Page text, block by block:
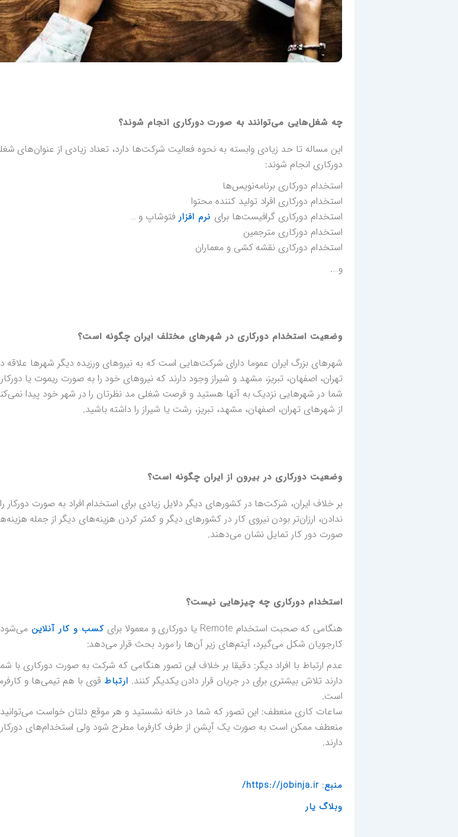
چه شغل‌هایی می‌توانند به صورت دورکاری انجام شوند؟
این مساله تا حد زیادی وابسته به نحوه فعالیت شرکت‌ها دارد، تعداد زیادی از عنوان‌های
دورکاری انجام شوند:
استخدام دورکاری برنامه‌نویس‌ها
استخدام دورکاری افراد تولید کننده محتوا
استخدام دورکاری گرافیست‌ها برای نرم افزار فتوشاپ و …
استخدام دورکاری مترجمین
استخدام دورکاری نقشه کشی و معماران
و….
وضعیت استخدام دورکاری در شهرهای مختلف ایران چگونه است؟
شهرهای بزرگ ایران عموما دارای شرکت‌هایی است که به نیروهای ورزیده دیگر شهرها علاقه
تهران‌، اصفهان، تبریز، مشهد و شیراز وجود دارند که نیروهای خود را به صورت ریموت یا
شما در شهرهایی نزدیک به آنها هستید و فرصت شغلی مد نظرتان را در شهر خود پیدا
از شهر‌های تهران، اصفهان، مشهد، تبریز، رشت یا شیراز را داشته باشید.
وضعیت دورکاری در بیرون از ایران چگونه است؟
بر خلاف ایران، شرکت‌ها در کشورهای دیگر دلایل زیادی برای استخدام افراد به صورت دورکار را
ندادن، ارزان‌تر بودن نیروی کار در کشورهای دیگر و کمتر کردن هزینه‌های دیگر از جمله
صورت دور کار تمایل نشان می‌دهند.
استخدام دورکاری چه چیزهایی نیست؟
هنگامی که صحبت استخدام Remote یا دورکاری و معمولا برای کسب و کار آنلاین می‌شود
کارجویان شکل می‌گیرد، آیتم‌های زیر آن‌ها را مورد بحث قرار می‌دهد:
عدم ارتباط با افراد دیگر: دقیقا بر خلاف این تصور هنگامی که شرکت به صورت دورکاری با
دارند تلاش بیشتری برای در جریان قرار دادن یکدیگر کنند. ارتباطقوی با هم تیمی‌ها و
است.
ساعات کاری منعطف: این تصور که شما در خانه نشستید و هر موقع دلتان خواست
منعطف ممکن است به صورت یک آپشن از طرف کارفرما مطرح شود ولی استخدام‌های
دارند.
منبع:
https://jobinja.ir/
وبلاگ یار